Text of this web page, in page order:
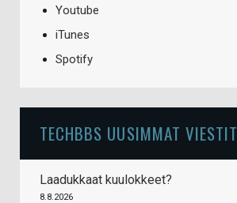
Youtube
iTunes
Spotify
TECHBBS UUSIMMAT VIESTIT
Laadukkaat kuulokkeet?
8.8.2026